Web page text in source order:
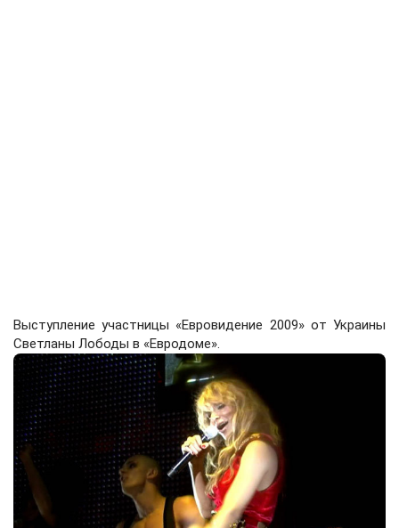
Выступление участницы «Евровидение 2009» от Украины
Светланы Лободы в «Евродоме».